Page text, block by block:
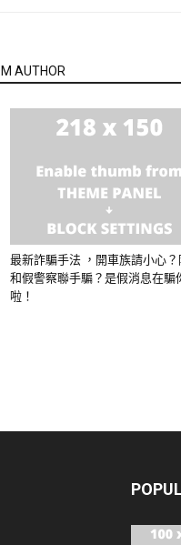
AUTHOR
最新詐騙手法 ，開車族請小心？
和假警察聯手騙？是假消息在騙
啦！